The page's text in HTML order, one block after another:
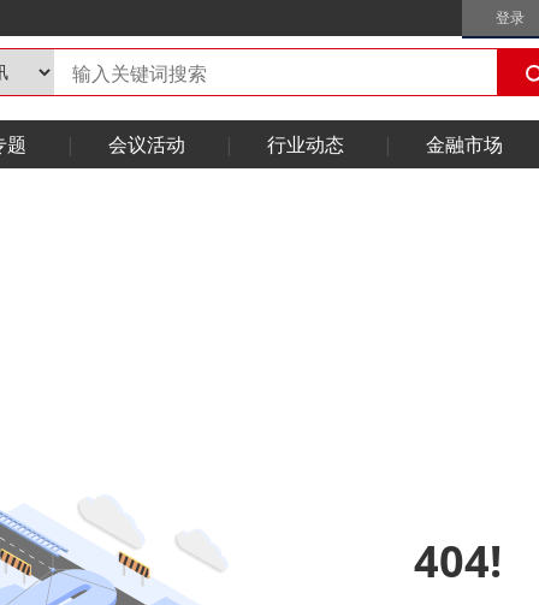
登录
题 会议活动 行业动态 金融市场
404!